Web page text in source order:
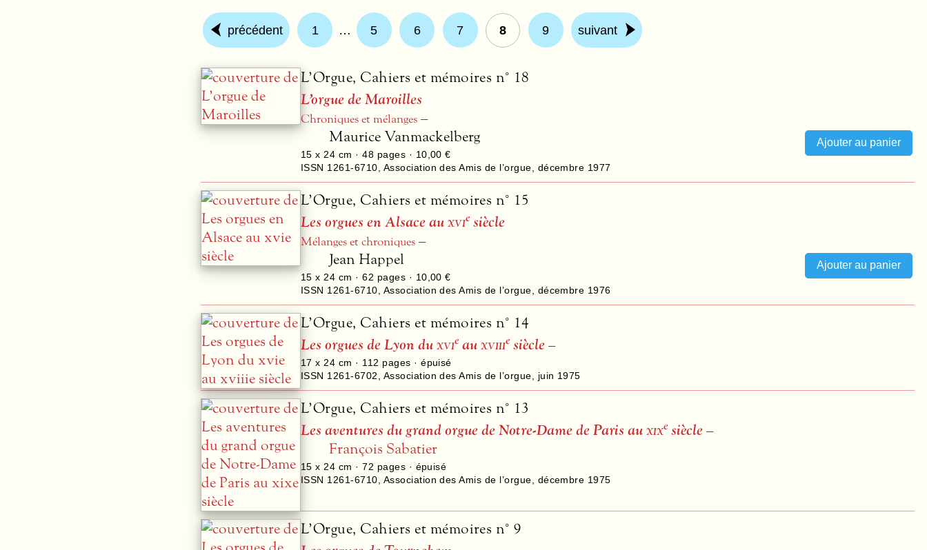
précédent 1 … 5 6 7 8 9 suivant
L’Orgue, Cahiers et mémoires n° 18
L’orgue de Maroilles
Chroniques et mélanges –
Maurice Vanmackelberg
15 x 24 cm ·48 pages · 10,00 €
ISSN 1261-6710, Association des Amis de l’orgue, décembre 1977
L’Orgue, Cahiers et mémoires n° 15
Les orgues en Alsace auxvie siècle
Mélanges et chroniques –
Jean Happel
15 x 24 cm ·62 pages · 10,00 €
ISSN 1261-6710, Association des Amis de l’orgue, décembre 1976
L’Orgue, Cahiers et mémoires n° 14
Les orgues de Lyon duxvie auxviiie siècle –
17 x 24 cm · 112 pages · épuisé
ISSN 1261-6702, Association des Amis de l’orgue, juin 1975
L’Orgue, Cahiers et mémoires n° 13
Les aventures du grand orgue de Notre-Dame de Paris auxixe siècle –
François Sabatier
15 x 24 cm ·72 pages · épuisé
ISSN 1261-6710, Association des Amis de l’orgue, décembre 1975
L’Orgue, Cahiers et mémoires n° 9